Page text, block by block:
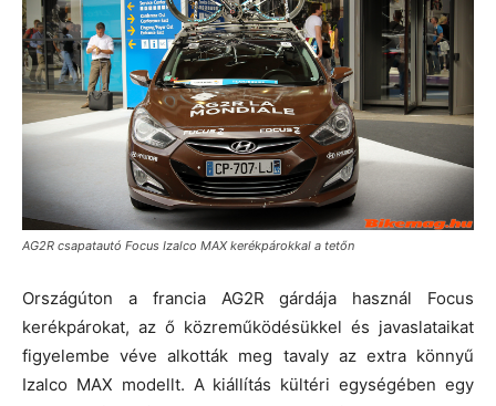
AG2R csapatautó Focus Izalco MAX kerékpárokkal a tetőn
Országúton a francia AG2R gárdája használ Focus
kerékpárokat, az ő közreműködésükkel és javaslataikat
figyelembe véve alkották meg tavaly az extra könnyű
Izalco MAX modellt. A kiállítás kültéri egységében egy